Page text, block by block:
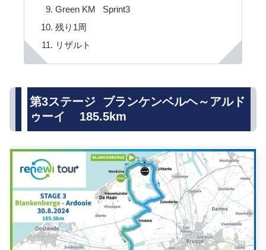
Green KM Sprint3
残り1周
リザルト
第3ステージ ブランケンベルヘ～アルド
ゥーイ 185.5km